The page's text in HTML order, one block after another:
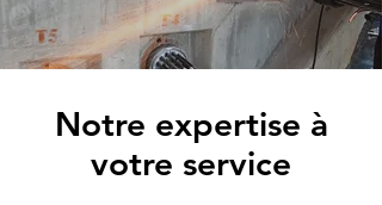
Notre expertise à
votre service